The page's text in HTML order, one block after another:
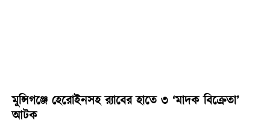
মুন্সিগঞ্জে হেরোইনসহ র‌্যাবের হাতে ৩ ‘মাদক বিক্রেতা’
আটক